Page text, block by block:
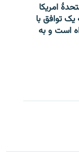
امریکا
توافق با
است و به